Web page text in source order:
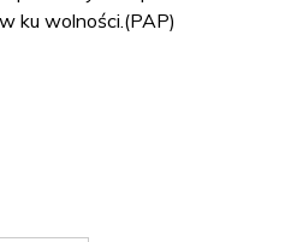
ku wolności.(PAP)